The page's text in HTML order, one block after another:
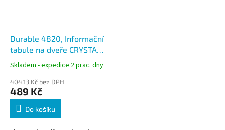
Durable 4820, Informační
tabule na dveře CRYSTAL
SIGN 105x105 mm, čirá
Skladem - expedice 2 prac. dny
404,13 Kč bez DPH
489 Kč
Do košíku